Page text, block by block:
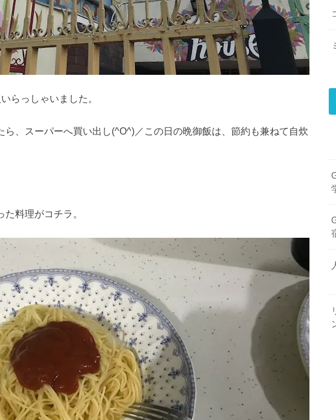
らっしゃいました。
ら、スーパーへ買い出し(^O^)／この日の晩御飯は、節約も兼ねて自炊
料理がコチラ。